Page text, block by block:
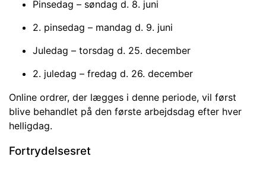
Pinsedag – søndag d. 8. juni
2. pinsedag – mandag d. 9. juni
Juledag – torsdag d. 25. december
2. juledag – fredag d. 26. december
Online ordrer, der lægges i denne periode, vil først
blive behandlet på den første arbejdsdag efter hver
helligdag.
Fortrydelsesret